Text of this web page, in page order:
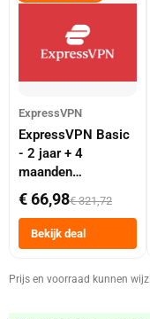
ExpressVPN
ExpressVPN Basic
- 2 jaar + 4
maanden
abonnement
€ 66,98€ 321,72
Bekijk deal
Prijs en voorraad kunnen